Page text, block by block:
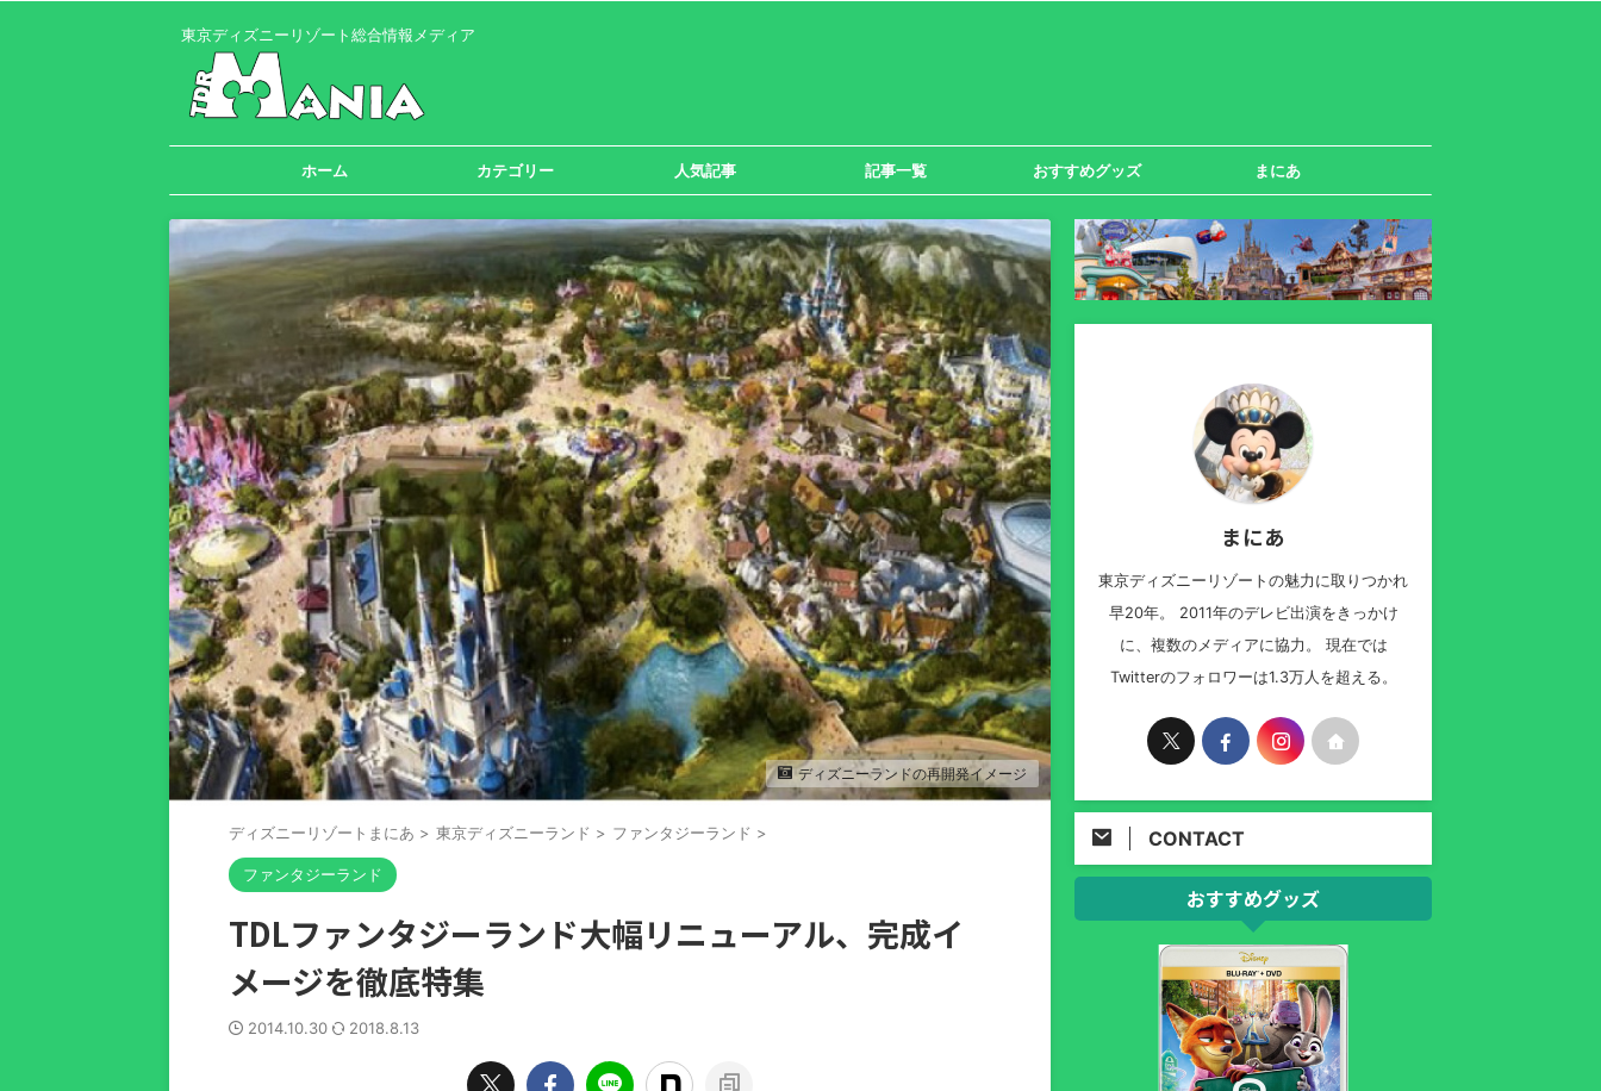
東京ディズニーリゾート総合情報メディア
ホーム カテゴリー 人気記事 記事一覧 おすすめグッズ まにあ
ディズニーランドの再開発イメージ
ディズニーリゾートまにあ > 東京ディズニーランド > ファンタジーランド >
ファンタジーランド
TDLファンタジーランド大幅リニューアル、完成イ
メージを徹底特集
2014.10.30 2018.8.13
まにあ
東京ディズニーリゾートの魅力に取りつかれ
早20年。 2011年のデレビ出演をきっかけ
に、複数のメディアに協力。 現在では
Twitterのフォロワーは1.3万人を超える。
CONTACT
おすすめグッズ